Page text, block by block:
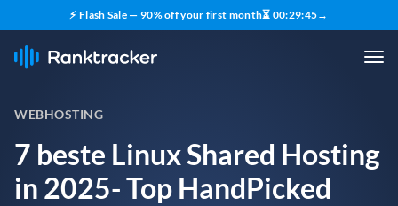
⚡ Flash Sale — 90% off your first month⏳ 00:29:43→
WEBHOSTING
7 beste Linux Shared Hosting
in 2025- Top HandPicked